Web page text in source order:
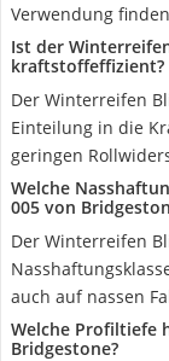
Verwendung
Ist der
kraftstoffeffizient?
Der Winterreifen
Einteilung in die
geringen
Welche
005 von
Der Winterreifen
auch auf nassen
Welche Profiltiefe
Bridgestone?